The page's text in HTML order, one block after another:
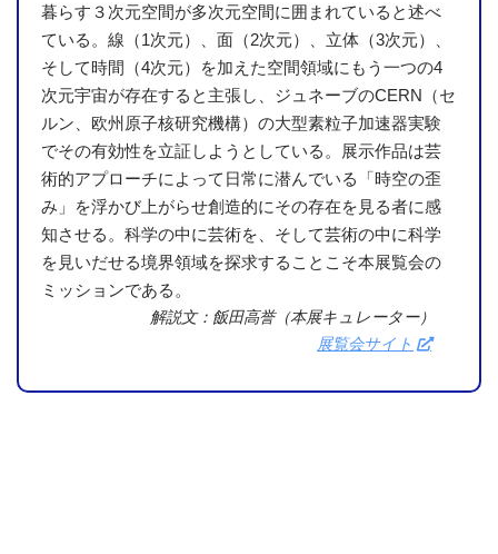
暮らす３次元空間が多次元空間に囲まれていると述べ
ている。線（1次元）、面（2次元）、立体（3次元）、
そして時間（4次元）を加えた空間領域にもう一つの4
次元宇宙が存在すると主張し、ジュネーブのCERN（セ
ルン、欧州原子核研究機構）の大型素粒子加速器実験
でその有効性を立証しようとしている。展示作品は芸
術的アプローチによって日常に潜んでいる「時空の歪
み」を浮かび上がらせ創造的にその存在を見る者に感
知させる。科学の中に芸術を、そして芸術の中に科学
を見いだせる境界領域を探求することこそ本展覧会の
ミッションである。
解説文：飯田高誉（本展キュレーター）
展覧会サイト